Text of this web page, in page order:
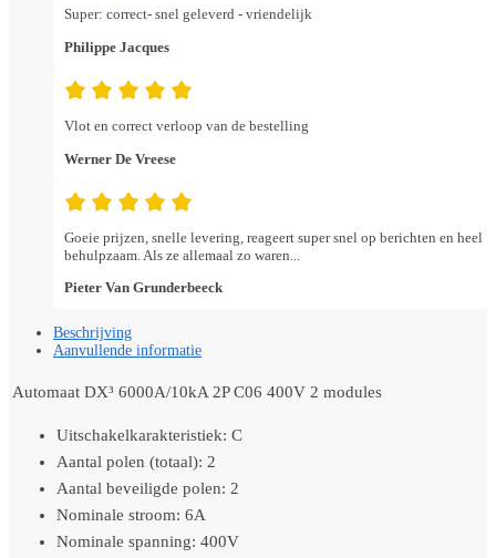
Super: correct- snel geleverd - vriendelijk
Philippe Jacques
Vlot en correct verloop van de bestelling
Werner De Vreese
Goeie prijzen, snelle levering, reageert super snel op berichten en heel
behulpzaam. Als ze allemaal zo waren...
Pieter Van Grunderbeeck
Beschrijving
Aanvullende informatie
Automaat DX³ 6000A/10kA 2P C06 400V 2 modules
Uitschakelkarakteristiek: C
Aantal polen (totaal): 2
Aantal beveiligde polen: 2
Nominale stroom: 6A
Nominale spanning: 400V